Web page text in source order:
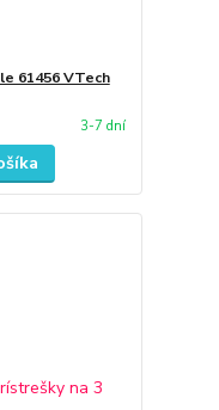
61456 VTech
3-7 dní